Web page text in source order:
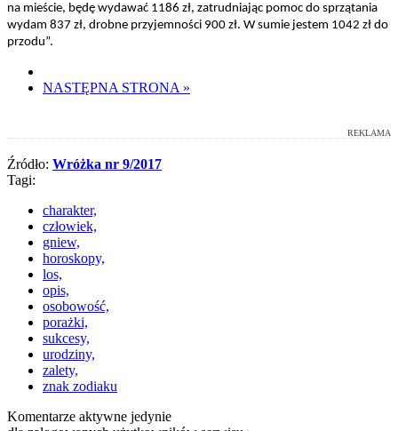
na mieście, będę wydawać 1186 zł, zatrudniając pomoc do sprzątania
wydam 837 zł, drobne przyjemności 900 zł. W sumie jestem 1042 zł do
przodu”.
NASTĘPNA STRONA »
REKLAMA
Źródło: Wróżka nr 9/2017
Tagi:
charakter,
człowiek,
gniew,
horoskopy,
los,
opis,
osobowość,
porażki,
sukcesy,
urodziny,
zalety,
znak zodiaku
Komentarze aktywne jedynie